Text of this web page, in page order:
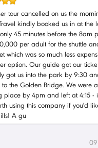
tour cancelled on us the
kindly booked us in at the
45 minutes before the 8am
per adult for the shuttle
which was so much less
option. Our guide got our
got us into the park by 9:30
the Golden Bridge. We were
place by 4pm and left at 4:15 -
using this company if you'd
A gu